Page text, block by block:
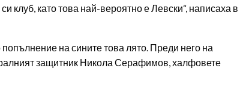
клуб, като това най-вероятно е Левски“, написаха в
на сините това лято. Преди него на
защитник Никола Серафимов, халфовете